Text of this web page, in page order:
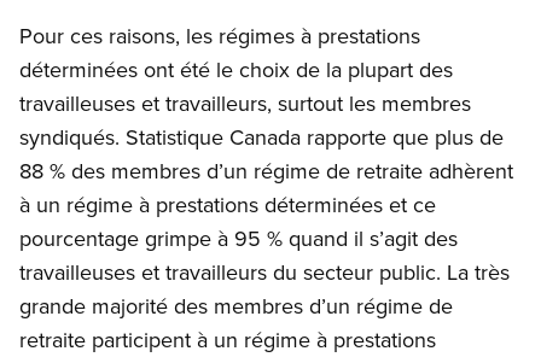
Pour ces raisons, les régimes à prestations
déterminées ont été le choix de la plupart des
travailleuses et travailleurs, surtout les membres
syndiqués. Statistique Canada rapporte que plus de
88 % des membres d’un régime de retraite adhèrent
à un régime à prestations déterminées et ce
pourcentage grimpe à 95 % quand il s’agit des
travailleuses et travailleurs du secteur public. La très
grande majorité des membres d’un régime de
retraite participent à un régime à prestations